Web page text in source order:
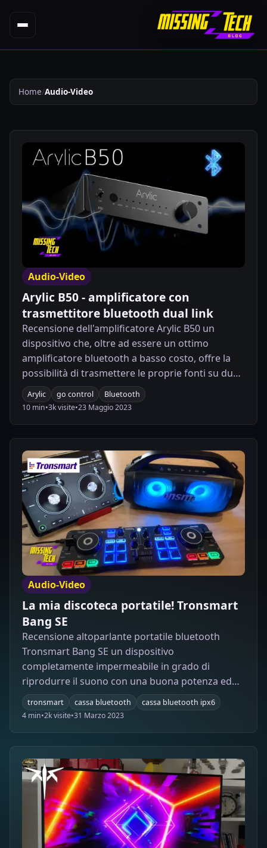
Home Audio-Video
Audio-Video
Arylic B50 - amplificatore con
trasmettitore bluetooth dual link
Recensione dell'amplificatore Arylic B50 un
dispositivo che, oltre ad essere un ottimo
amplificatore bluetooth a basso costo, offre la
possibilità di trasmettere le proprie fonti su due
dispositivi Bluetooth contemporaneamente (es.
due cuffie bluetooth) grazie alla presenza di un
Arylic go control
Bluetooth
10 min•3k visite•23 Maggio 2023
Audio-Video
La mia discoteca portatile! Tronsmart
Bang SE
Recensione altoparlante portatile bluetooth
Tronsmart Bang SE un dispositivo
completamente impermeabile in grado di
riprodurre il suono con una buona potenza ed
una buona qualità in ambienti esterni anche
grazie al Bluetooth 5.3
tronsmart cassa bluetooth
cassa bluetooth ipx6
4 min•2k visite•31 Marzo 2023